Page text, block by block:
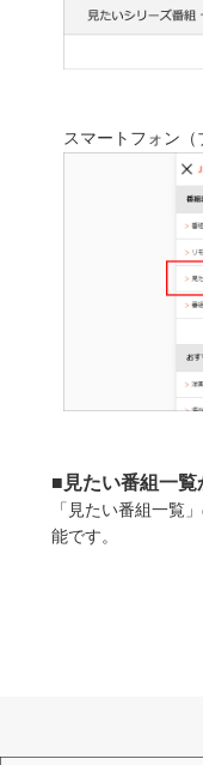
スマートフォン（
■見たい番組一覧
「見たい番組一覧
能です。